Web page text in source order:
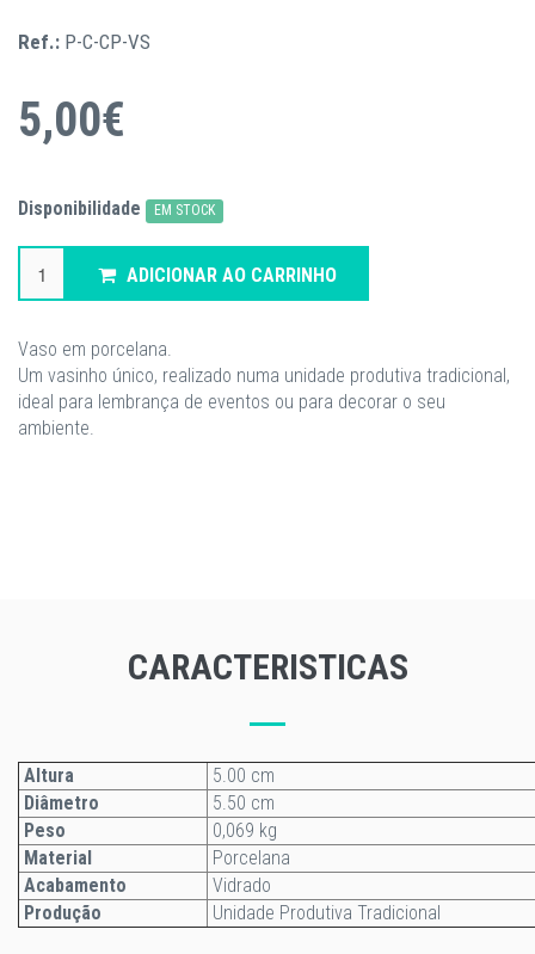
Ref.: P-C-CP-VS
5,00€
Disponibilidade EM STOCK
ADICIONAR AO CARRINHO
Vaso em porcelana.
Um vasinho único, realizado numa unidade produtiva tradicional,
ideal para lembrança de eventos ou para decorar o seu
ambiente.
CARACTERISTICAS
Altura
5.00 cm
Diâmetro
5.50 cm
Peso
0,069 kg
Material
Porcelana
Acabamento
Vidrado
Produção
Unidade Produtiva Tradicional